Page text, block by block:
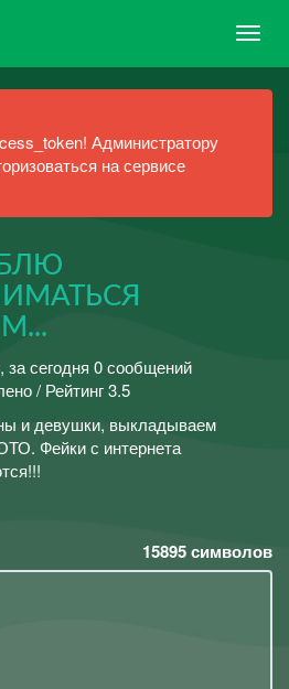
Администратору
на сервисе
за сегодня 0 сообщений
/ Рейтинг 3.5
и девушки, выкладываем
Фейки с интернета
15895символов